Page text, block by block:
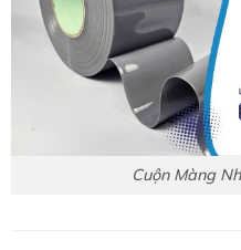
Cuộn Màng